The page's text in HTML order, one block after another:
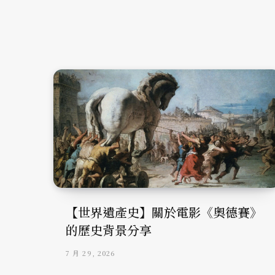
【世界遺產史】關於電影《奧德賽》
的歷史背景分享
7 月 29, 2026